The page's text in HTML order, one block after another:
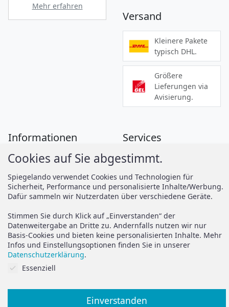
Mehr erfahren
Versand
Kleinere Pakete
typisch DHL.
Größere
Lieferungen via
Avisierung.
Informationen
Zahlung
Versand
AGB
Vertrag widerrufen
Datenschutz
Impressum
Services
Montageanleitungen
Spiegelando Magazin
Support
Brauchen Sie Hilfe oder
haben Sie Fragen?
Cookies auf Sie abgestimmt.
Spiegelando verwendet Cookies und Technologien für
Sicherheit, Performance und personalisierte Inhalte/Werbung.
Dafür sammeln wir Nutzerdaten über verschiedene Geräte.
Stimmen Sie durch Klick auf „Einverstanden“ der
Datenweitergabe an Dritte zu. Andernfalls nutzen wir nur
Basis-Cookies und bieten keine personalisierten Inhalte. Mehr
Infos und Einstellungsoptionen finden Sie in unserer
Datenschutzerklärung.
Cookies auf Sie abgestimmt.
Essenziell
Einverstanden